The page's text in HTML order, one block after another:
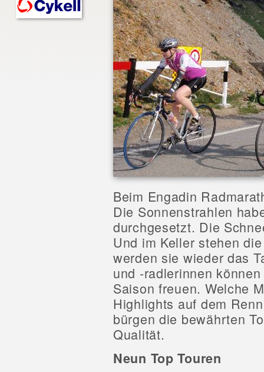
Beim Engadin
Die Sonnenstrahlen
durchgesetzt. Die
Und im Keller stehen
werden sie wieder das
und -radlerinnen
Saison freuen. Welche
Highlights auf dem
bürgen die bewährten
Qualität.
Neun Top Touren